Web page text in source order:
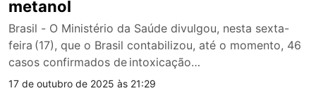
metanol
Brasil - O Ministério da Saúde divulgou, nesta sexta-
feira (17), que o Brasil contabilizou, até o momento, 46
casos confirmados de intoxicação…
17 de outubro de 2025 às 21:29